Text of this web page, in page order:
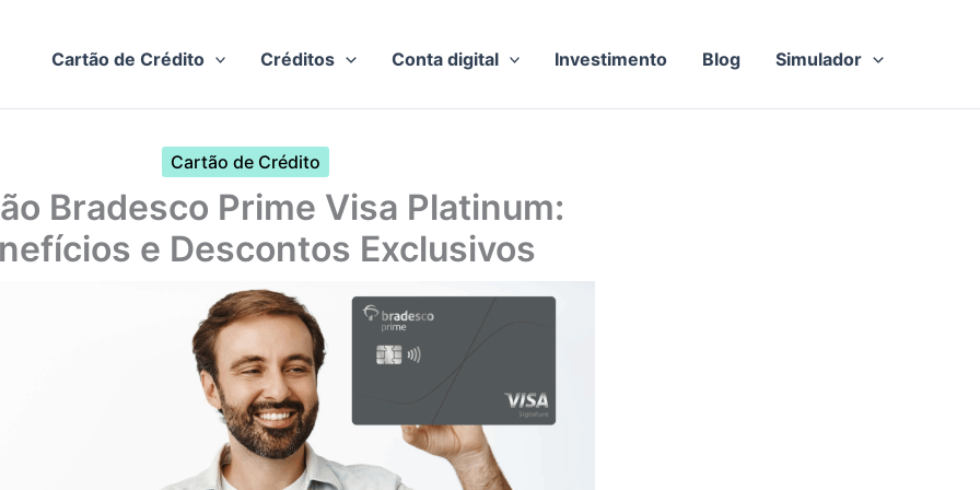
Cartão de Crédito Créditos Conta digital Investimento Blog Simulador
Cartão de Crédito
Bradesco Prime Visa Platinum:
e Descontos Exclusivos